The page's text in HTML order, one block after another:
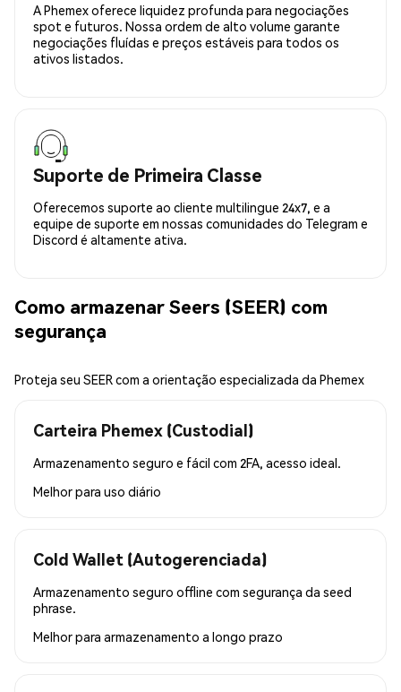
A Phemex oferece liquidez profunda para negociações
spot e futuros. Nossa ordem de alto volume garante
negociações fluídas e preços estáveis para todos os
ativos listados.
Suporte de Primeira Classe
Oferecemos suporte ao cliente multilingue 24x7, e a
equipe de suporte em nossas comunidades do Telegram e
Discord é altamente ativa.
Como armazenar Seers (SEER) com
segurança
Proteja seu SEER com a orientação especializada da Phemex
Carteira Phemex (Custodial)
Armazenamento seguro e fácil com 2FA, acesso ideal.
Melhor para uso diário
Cold Wallet (Autogerenciada)
Armazenamento seguro offline com segurança da seed
phrase.
Melhor para armazenamento a longo prazo